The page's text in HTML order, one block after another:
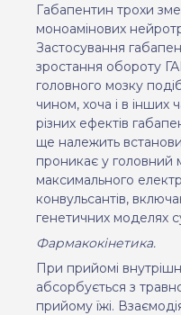
Габапентин трохи
моноамінових
Застосування
зростання обороту
головного мозку
чином, хоча і в інших
різних ефектів
ще належить
проникає у головний
максимального
конвульсантів,
генетичних моделях
Фармакокінетика.
При прийомі
абсорбується з
прийому їжі.